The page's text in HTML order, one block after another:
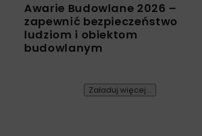
Awarie Budowlane 2026 –
zapewnić bezpieczeństwo
ludziom i obiektom
budowlanym
Załaduj więcej...